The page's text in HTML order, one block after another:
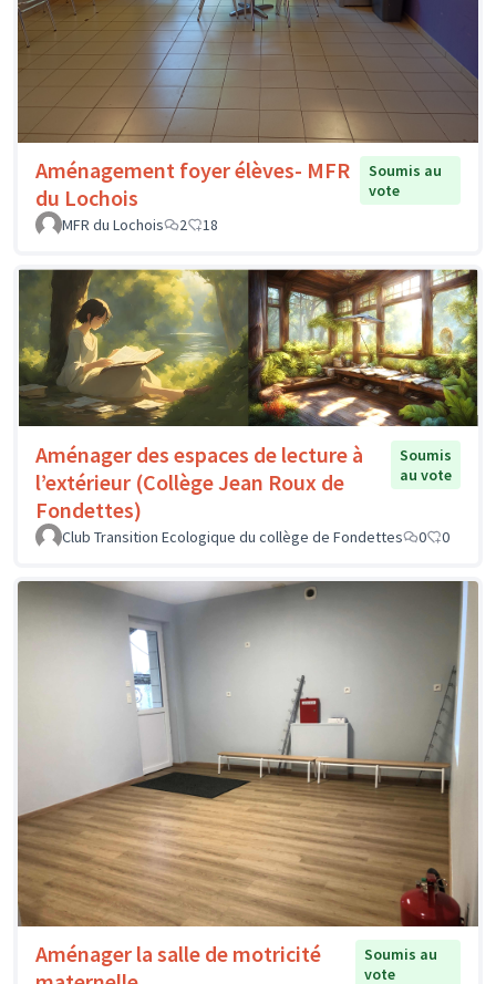
Aménagement foyer élèves- MFR
du Lochois
Soumis au
vote
MFR du Lochois
2 18
Aménager des espaces de lecture à
l’extérieur (Collège Jean Roux de
Fondettes)
Soumis
au vote
Club Transition Ecologique du collège de Fondettes 0 0
Aménager la salle de motricité
Soumis au
vote